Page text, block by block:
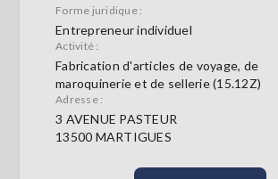
Forme juridique :
Entrepreneur individuel
Activité :
Fabrication d'articles de voyage, de
maroquinerie et de sellerie (15.12Z)
Adresse :
3 AVENUE PASTEUR
13500 MARTIGUES